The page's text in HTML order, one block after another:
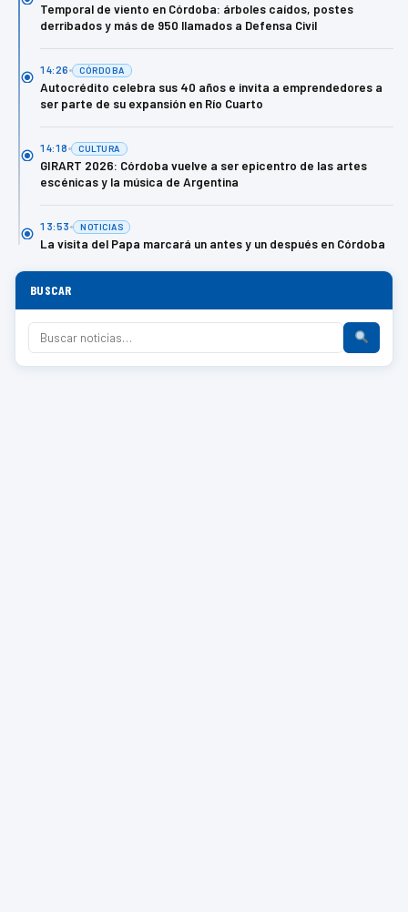
Temporal de viento en Córdoba: árboles caídos, postes
derribados y más de 950 llamados a Defensa Civil
14:26 CÓRDOBA
Autocrédito celebra sus 40 años e invita a emprendedores a
ser parte de su expansión en Río Cuarto
14:18 CULTURA
GIRART 2026: Córdoba vuelve a ser epicentro de las artes
escénicas y la música de Argentina
13:53 NOTICIAS
La visita del Papa marcará un antes y un después en Córdoba
BUSCAR